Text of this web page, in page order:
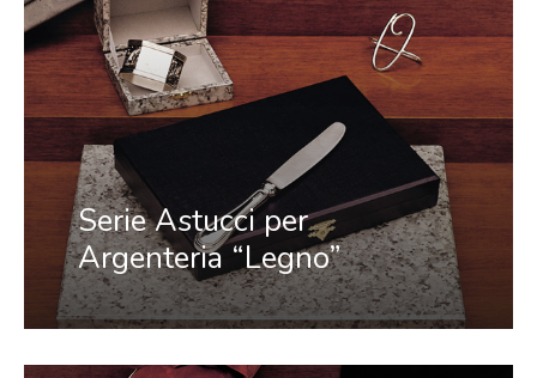
Serie Astucci per
Argenteria “Legno”